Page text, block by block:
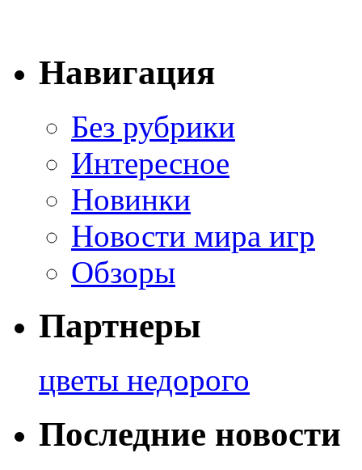
Навигация
Без рубрики
Интересное
Новинки
Новости мира игр
Обзоры
Партнеры
цветы недорого
Последние новости